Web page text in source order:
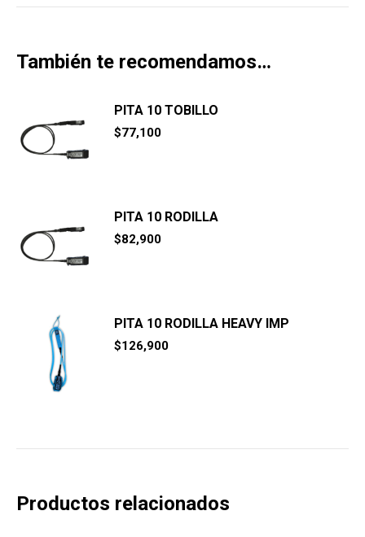
También te recomendamos…
PITA 10 TOBILLO
$77,100
PITA 10 RODILLA
$82,900
PITA 10 RODILLA HEAVY IMP
$126,900
Productos relacionados